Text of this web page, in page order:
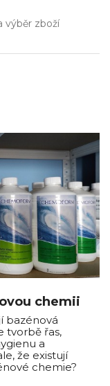
výběr zboží
chemii
bazénová
tvorbě řas,
a
že existují
chemie?